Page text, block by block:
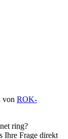
von ROK-
ring?
Ihre Frage direkt